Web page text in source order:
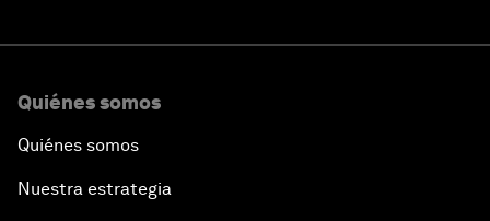
Quiénes somos
Quiénes somos
Nuestra estrategia